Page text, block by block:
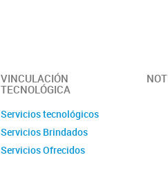
VINCULACIÓN
TECNOLÓGICA
Servicios tecnológicos
Servicios Brindados
Servicios Ofrecidos